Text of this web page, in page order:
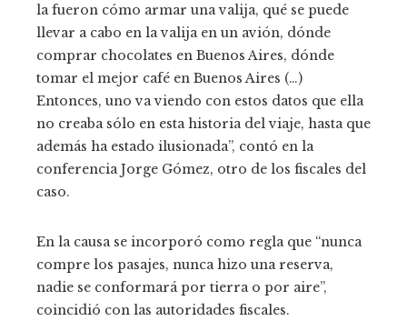
la fueron cómo armar una valija, qué se puede
llevar a cabo en la valija en un avión, dónde
comprar chocolates en Buenos Aires, dónde
tomar el mejor café en Buenos Aires (…)
Entonces, uno va viendo con estos datos que ella
no creaba sólo en esta historia del viaje, hasta que
además ha estado ilusionada”, contó en la
conferencia Jorge Gómez, otro de los fiscales del
caso.
En la causa se incorporó como regla que “nunca
compre los pasajes, nunca hizo una reserva,
nadie se conformará por tierra o por aire”,
coincidió con las autoridades fiscales.